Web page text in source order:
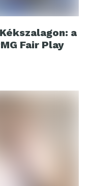
a
Fair Play